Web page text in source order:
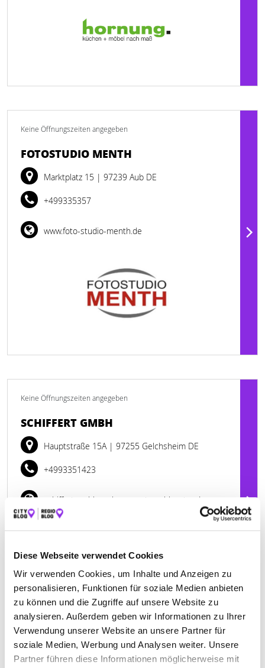
Diese Webseite verwendet Cookies
Wir verwenden Cookies, um Inhalte und Anzeigen zu
personalisieren, Funktionen für soziale Medien anbieten
zu können und die Zugriffe auf unsere Website zu
analysieren. Außerdem geben wir Informationen zu Ihrer
Verwendung unserer Website an unsere Partner für
soziale Medien, Werbung und Analysen weiter. Unsere
Partner führen diese Informationen möglicherweise mit
Keine Öffnungszeiten angegeben
FOTOSTUDIO MENTH
Marktplatz 15 | 97239 Aub DE
+499335357
www.foto-studio-menth.de
Keine Öffnungszeiten angegeben
SCHIFFERT GMBH
Hauptstraße 15A | 97255 Gelchsheim DE
+4993351423
schiffert-gmbh-maler-verputz.weblocator.de